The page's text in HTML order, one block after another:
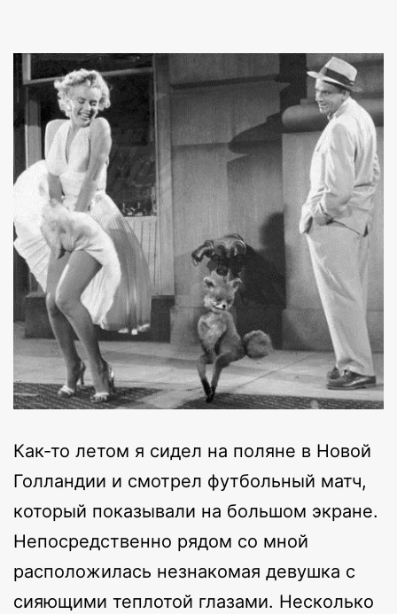
Как-то летом я сидел на поляне в Новой
Голландии и смотрел футбольный матч,
который показывали на большом экране.
Непосредственно рядом со мной
расположилась незнакомая девушка с
сияющими теплотой глазами. Несколько